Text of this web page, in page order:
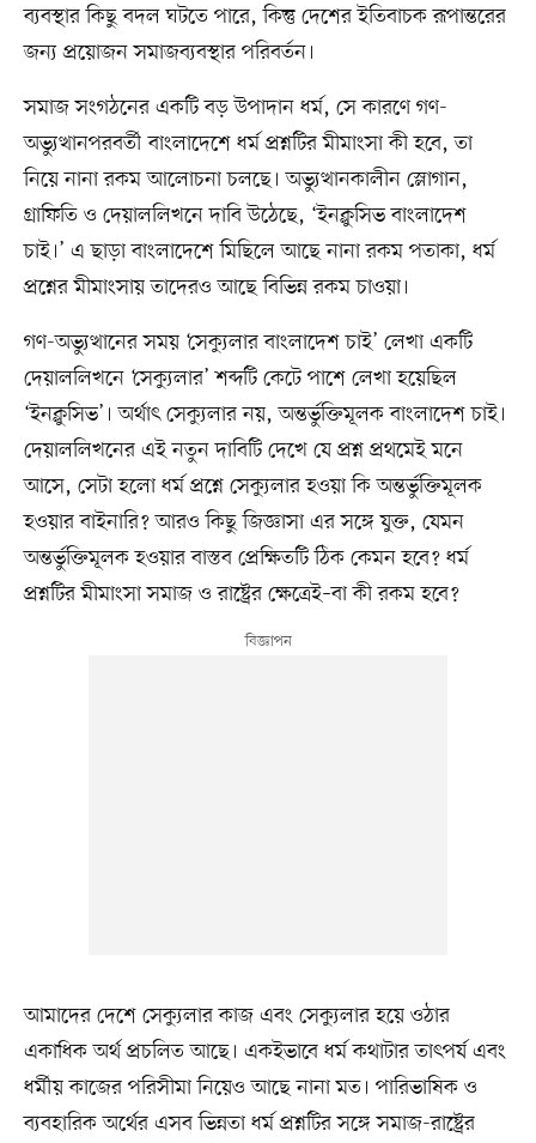
ব্যবস্থার কিছু বদল ঘটতে পারে, কিন্তু দেশের ইতিবাচক রূপান্তরের
জন্য প্রয়োজন সমাজব্যবস্থার পরিবর্তন।
সমাজ সংগঠনের একটি বড় উপাদান ধর্ম, সে কারণে গণ-
অভ্যুত্থানপরবর্তী বাংলাদেশে ধর্ম প্রশ্নটির মীমাংসা কী হবে, তা
নিয়ে নানা রকম আলোচনা চলছে। অভ্যুত্থানকালীন স্লোগান,
গ্রাফিতি ও দেয়াললিখনে দাবি উঠেছে, ‘ইনক্লুসিভ বাংলাদেশ
চাই।’ এ ছাড়া বাংলাদেশে মিছিলে আছে নানা রকম পতাকা, ধর্ম
প্রশ্নের মীমাংসায় তাদেরও আছে বিভিন্ন রকম চাওয়া।
গণ-অভ্যুত্থানের সময় ‘সেক্যুলার বাংলাদেশ চাই’ লেখা একটি
দেয়াললিখনে ‘সেক্যুলার’ শব্দটি কেটে পাশে লেখা হয়েছিল
‘ইনক্লুসিভ’। অর্থাৎ সেক্যুলার নয়, অন্তর্ভুক্তিমূলক বাংলাদেশ চাই।
দেয়াললিখনের এই নতুন দাবিটি দেখে যে প্রশ্ন প্রথমেই মনে
আসে, সেটা হলো ধর্ম প্রশ্নে সেক্যুলার হওয়া কি অন্তর্ভুক্তিমূলক
হওয়ার বাইনারি? আরও কিছু জিজ্ঞাসা এর সঙ্গে যুক্ত, যেমন
অন্তর্ভুক্তিমূলক হওয়ার বাস্তব প্রেক্ষিতটি ঠিক কেমন হবে? ধর্ম
প্রশ্নটির মীমাংসা সমাজ ও রাষ্ট্রের ক্ষেত্রেই–বা কী রকম হবে?
আমাদের দেশে সেক্যুলার কাজ এবং সেক্যুলার হয়ে ওঠার
একাধিক অর্থ প্রচলিত আছে। একইভাবে ধর্ম কথাটার তাৎপর্য এবং
ধর্মীয় কাজের পরিসীমা নিয়েও আছে নানা মত। পারিভাষিক ও
ব্যবহারিক অর্থের এসব ভিন্নতা ধর্ম প্রশ্নটির সঙ্গে সমাজ-রাষ্ট্রের